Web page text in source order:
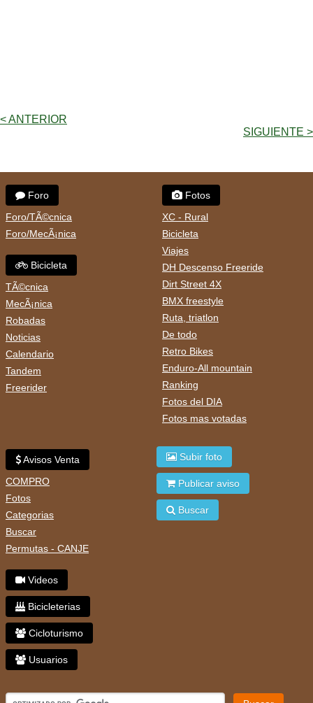
< ANTERIOR
SIGUIENTE >
Foro
Foro/TÃ©cnica
Foro/MecÃ¡nica
Bicicleta
TÃ©cnica
MecÃ¡nica
Robadas
Noticias
Calendario
Tandem
Freerider
Fotos
XC - Rural
Bicicleta
Viajes
DH Descenso Freeride
Dirt Street 4X
BMX freestyle
Ruta, triatlon
De todo
Retro Bikes
Enduro-All mountain
Ranking
Fotos del DIA
Fotos mas votadas
Avisos Venta
COMPRO
Fotos
Categorias
Buscar
Permutas - CANJE
Videos
Bicicleterias
Cicloturismo
Usuarios
Subir foto
Publicar aviso
Buscar